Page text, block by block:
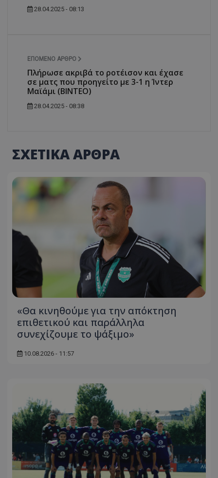
28.04.2025 - 08:13
ΕΠΌΜΕΝΟ ΆΡΘΡΟ
Πλήρωσε ακριβά το ροτέισον και έχασε
σε ματς που προηγείτο με 3-1 η Ίντερ
Μαϊάμι (ΒΙΝΤΕΟ)
28.04.2025 - 08:38
ΣΧΕΤΙΚΑ ΑΡΘΡΑ
«Θα κινηθούμε για την απόκτηση
επιθετικού και παράλληλα
συνεχίζουμε το ψάξιμο»
10.08.2026 - 11:57